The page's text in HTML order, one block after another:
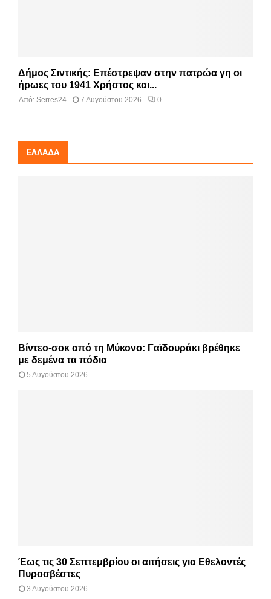
Δήμος Σιντικής: Επέστρεψαν στην πατρώα γη οι
ήρωες του 1941 Χρήστος και...
Από: Serres24 7 Αυγούστου 2026 0
ΕΛΛΆΔΑ
Βίντεο-σοκ από τη Μύκονο: Γαϊδουράκι βρέθηκε
με δεμένα τα πόδια
5 Αυγούστου 2026
Έως τις 30 Σεπτεμβρίου οι αιτήσεις για Εθελοντές
Πυροσβέστες
3 Αυγούστου 2026